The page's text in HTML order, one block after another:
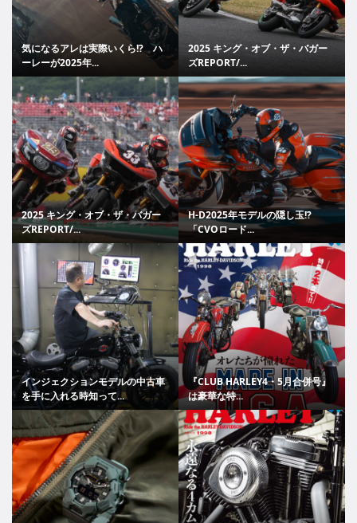
気になるアレは実際いくら!? ハ
ーレーが2025年...
2025 キング・オブ・ザ・バガー
ズREPORT/...
2025 キング・オブ・ザ・バガー
ズREPORT/...
H-D2025年モデルの隠し玉!?
「CVOロード...
インジェクションモデルの中古車
を手に入れる時知って...
『CLUB HARLEY4・5月合併号』
は豪華な特...